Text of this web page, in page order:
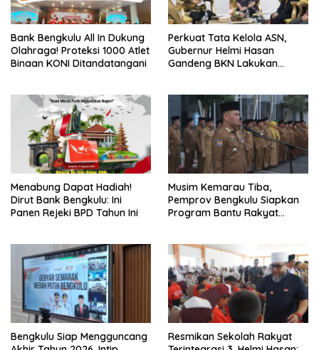
Bank Bengkulu All In Dukung
Olahraga! Proteksi 1000 Atlet
Binaan KONI Ditandatangani
Perkuat Tata Kelola ASN,
Gubernur Helmi Hasan
Gandeng BKN Lakukan
Menabung Dapat Hadiah!
Dirut Bank Bengkulu: Ini
Panen Rejeki BPD Tahun Ini
Musim Kemarau Tiba,
Pemprov Bengkulu Siapkan
Program Bantu Rakyat
Bengkulu Siap Mengguncang
Resmikan Sekolah Rakyat